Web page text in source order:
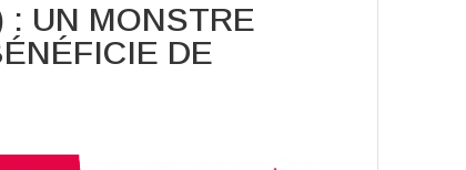
: UN MONSTRE
DE